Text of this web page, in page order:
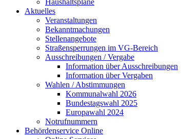
Haushaltspläne
Aktuelles
Veranstaltungen
Bekanntmachungen
Stellenangebote
Straßensperrungen im VG-Bereich
Ausschreibungen / Vergabe
Information über Ausschreibungen
Information über Vergaben
Wahlen / Abstimmungen
Kommunalwahl 2026
Bundestagswahl 2025
Europawahl 2024
Notrufnummern
Behördenservice Online